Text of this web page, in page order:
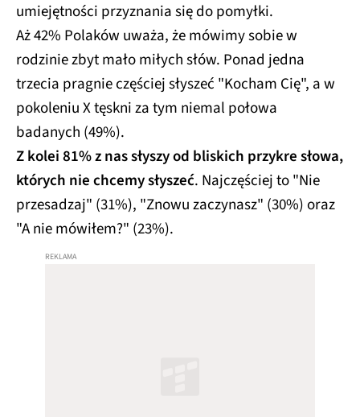
umiejętności przyznania się do pomyłki.​
Aż 42% Polaków uważa, że mówimy sobie w
rodzinie zbyt mało miłych słów. Ponad jedna
trzecia pragnie częściej słyszeć "Kocham Cię", a w
pokoleniu X tęskni za tym niemal połowa
badanych (49%).​
Z kolei 81% z nas słyszy od bliskich przykre słowa,
których nie chcemy słyszeć. Najczęściej to "Nie
przesadzaj" (31%), "Znowu zaczynasz" (30%) oraz
"A nie mówiłem?" (23%).​